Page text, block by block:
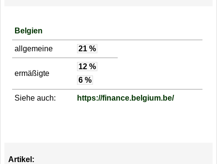
Belgien
allgemeine 21 %
ermäßigte
12 %
6 %
Siehe auch: https://finance.belgium.be/
Artikel: